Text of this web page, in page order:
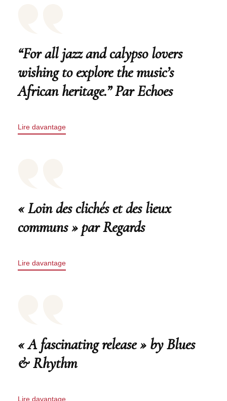
“For all jazz and calypso lovers
wishing to explore the music’s
African heritage.” Par Echoes
Lire davantage
« Loin des clichés et des lieux
communs » par Regards
Lire davantage
« A fascinating release » by Blues
& Rhythm
Lire davantage